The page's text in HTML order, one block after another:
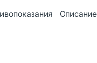
Описание